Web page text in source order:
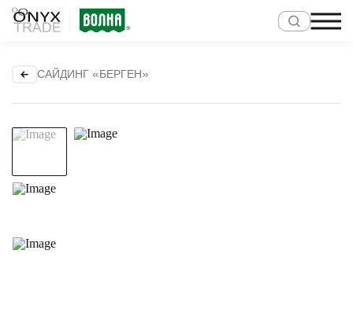
САЙДИНГ «БЕРГЕН»